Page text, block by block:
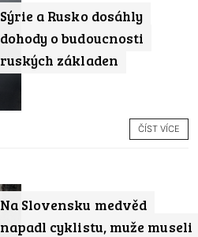
Sýrie a Rusko dosáhly
dohody o budoucnosti
ruských základen
ČÍST VÍCE
Na Slovensku medvěd
napadl cyklistu, muže museli